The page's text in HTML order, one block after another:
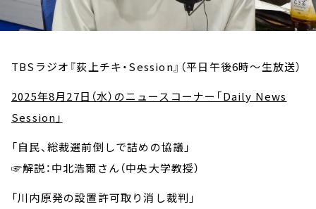
TBSラジオ『荻上チキ・Session』（平日午後6時～生放送）
2025年8月27日（水）のニュースコーナー「Daily News
Session」
「自民、総裁選前倒しで詰めの協議」
☞解説：中北浩爾さん（中央大学教授）
「川内原発の設置許可取り消し裁判」